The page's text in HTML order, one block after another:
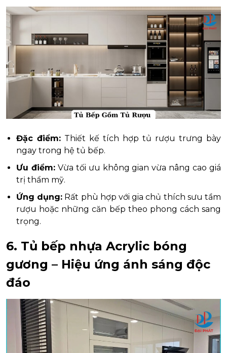
Đặc điểm: Thiết kế tích hợp tủ rượu trưng bày
ngay trong hệ tủ bếp.
Ưu điểm:Vừa tối ưu không gian vừa nâng cao giá
trị thẩm mỹ.
Ứng dụng: Rất phù hợp với gia chủ thích sưu tầm
rượu hoặc những căn bếp theo phong cách sang
trọng.
6. Tủ bếp nhựa Acrylic bóng
gương – Hiệu ứng ánh sáng độc
đáo